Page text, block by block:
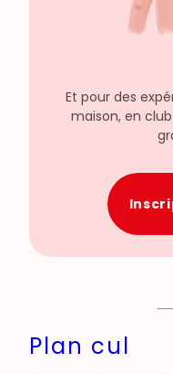
Et pour des
maison, en
Plan cul